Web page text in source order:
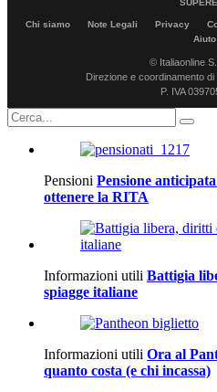
Chi siamo Note Legali Privacy
Aiuto
© Italiaonline
Direzione e coordinamento di
P. IVA
Pensioni Pensione
ottenere la RITA
Informazioni utili Battigia
spiagge italiane
Informazioni utili Ora al
quanto costa (e chi incassa)